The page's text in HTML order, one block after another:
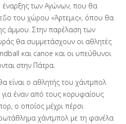
έναρξης των Αγώνων, που θα
του χώρου «Άρτεμις», όπου θα
άμμου. Στην παρέλαση των
θα συμμετάσχουν οι αθλητές
και canoe και οι υπεύθυνοι
στην Πάτρα.
είναι ο αθλητής του χάντμπολ
για έναν από τους κορυφαίους
ο οποίος μέχρι πέρσι
χάντμπολ με τη φανέλα